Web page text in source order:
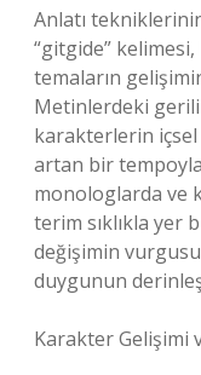
Anlatı
“gitgide” kelimesi,
temaların
Metinlerdeki
karakterlerin
artan bir
monologlarda ve
terim sıklıkla yer
değişimin
duygunun
Karakter Gelişimi